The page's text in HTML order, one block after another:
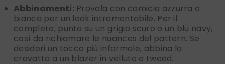
Abbinamenti:Provala con camicia azzurra o
bianca per un look intramontabile. Per il
completo, punta su un grigio scuro o un blu navy,
così da richiamare le nuances del pattern. Se
desideri un tocco più informale, abbina la
cravatta a un blazer in velluto o tweed.